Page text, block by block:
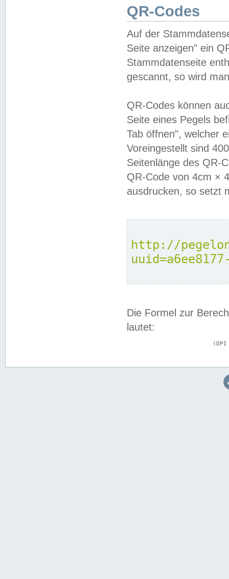
QR-Codes
Auf der
Seite anzeigen" ein
Stammdatenseite
gescannt, so wird
QR-Codes können
Seite eines Pegels
Tab öffnen", welcher
Voreingestellt sind
Seitenlänge des QR-
QR-Code von 4cm ×
ausdrucken, so setzt
http://
Die Formel zur
lautet: